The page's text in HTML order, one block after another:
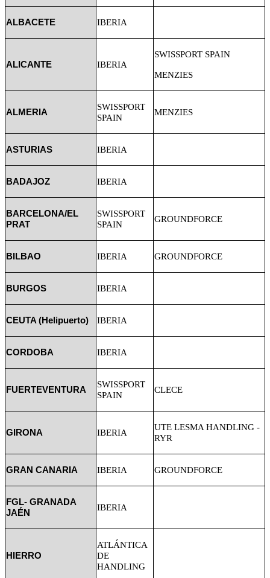
ALBACETE IBERIA
ALICANTE IBERIA
SWISSPORT SPAIN
MENZIES
ALMERIA
SWISSPORT
SPAIN
MENZIES
ASTURIAS IBERIA
BADAJOZ IBERIA
BARCELONA/EL
PRAT
SWISSPORT
SPAIN
GROUNDFORCE
BILBAO IBERIA GROUNDFORCE
BURGOS IBERIA
CEUTA (Helipuerto) IBERIA
CORDOBA IBERIA
FUERTEVENTURA
SWISSPORT
SPAIN
CLECE
GIRONA IBERIA
UTE LESMA HANDLING -
RYR
GRAN CANARIA IBERIA GROUNDFORCE
FGL- GRANADA
JAÉN
IBERIA
HIERRO
ATLÁNTICA
DE
HANDLING